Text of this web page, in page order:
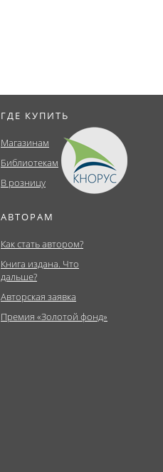
ГДЕ КУПИТЬ
Магазинам
Библиотекам
В розницу
АВТОРАМ
Как стать автором?
Книга издана. Что
дальше?
Авторская заявка
Премия «Золотой фонд»